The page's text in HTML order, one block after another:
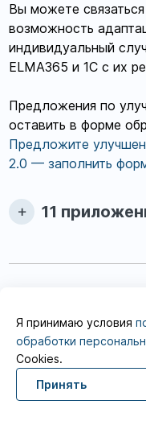
Вы можете
возможность
индивидуальный
ELMA365 и 1С с их
Предложения по
оставить в форме
Предложите
2.0 — заполнить
11
Информация на
юридических лиц и
предназначенной
потребителей.
© 2026 ELMA365 Store
Я принимаю условия
обработки
Cookies.
Принять